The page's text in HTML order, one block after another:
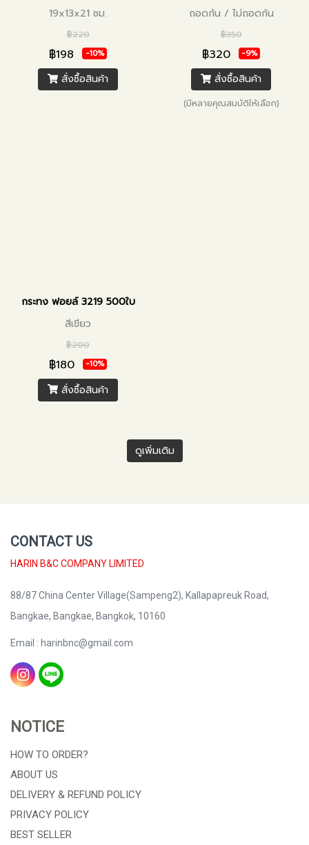
19x13x21 ซม.
฿220
฿198 -10%
สั่งซื้อสินค้า
ถอดก้น / ไม่ถอดก้น
฿350
฿320 -9%
สั่งซื้อสินค้า
(มีหลายคุณสมบัติให้เลือก)
กระทง ฟอยล์ 3219 500ใบ
สีเขียว
฿200
฿180 -10%
สั่งซื้อสินค้า
ดูเพิ่มเติม
CONTACT US
HARIN B&C COMPANY LIMITED
88/87 China Center Village(Sampeng2), Kallapapreuk Road,
Bangkae, Bangkae, Bangkok, 10160
Email : harinbnc@gmail.com
NOTICE
HOW TO ORDER?
ABOUT US
DELIVERY & REFUND POLICY
PRIVACY POLICY
BEST SELLER